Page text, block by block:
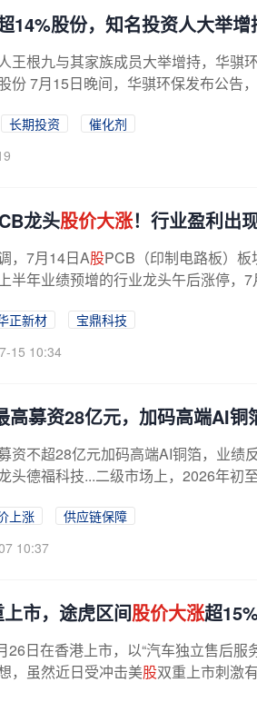
14%股份，知名投资人大举
王根九与其家族成员大举增持，华骐
份 7月15日晚间，华骐环保发布公告
长期投资
催化剂
龙头股价大涨！行业盈利出
，7月14日A股PCB（印制电路板）
半年业绩预增的行业龙头午后涨停，
正新材
宝鼎科技
15 10:34
高募资28亿元，加码高端AI铜
资不超28亿元加码高端AI铜箔，业绩
头德福科技...二级市场上，2026年初
上涨
供应链保障
10:37
市，途虎区间股价大涨超
26日在香港上市，以“汽车独立售后服
，虽然近日受冲击美股双重上市刺激